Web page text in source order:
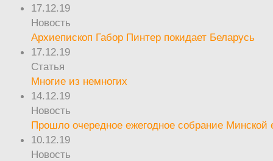
17.12.19
Новость
Архиепископ Габор Пинтер покидает Беларусь
17.12.19
Статья
Многие из немногих
14.12.19
Новость
Прошло очередное ежегодное собрание
10.12.19
Новость